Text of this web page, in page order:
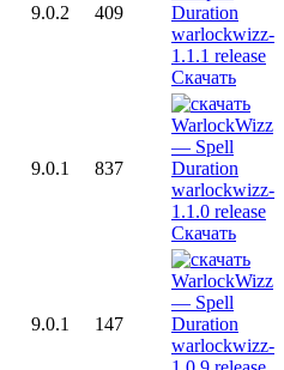
9.0.2 409
Скачать
9.0.1 837
Скачать
9.0.1 147